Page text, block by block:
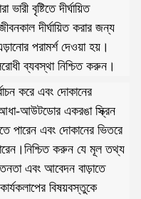
বৃষ্টিতে দীর্ঘায়িত
দীর্ঘায়িত করার জন্য
পরামর্শ দেওয়া হয়।
ব্যবস্থা নিশ্চিত করুন।
করে এবং দোকানের
আউটডোর একরঙা স্ক্রিন
পারেন এবং দোকানের ভিতরে
করুন যে মূল তথ্য
এবং আবেদন বাড়াতে
বিষয়বস্তুকে